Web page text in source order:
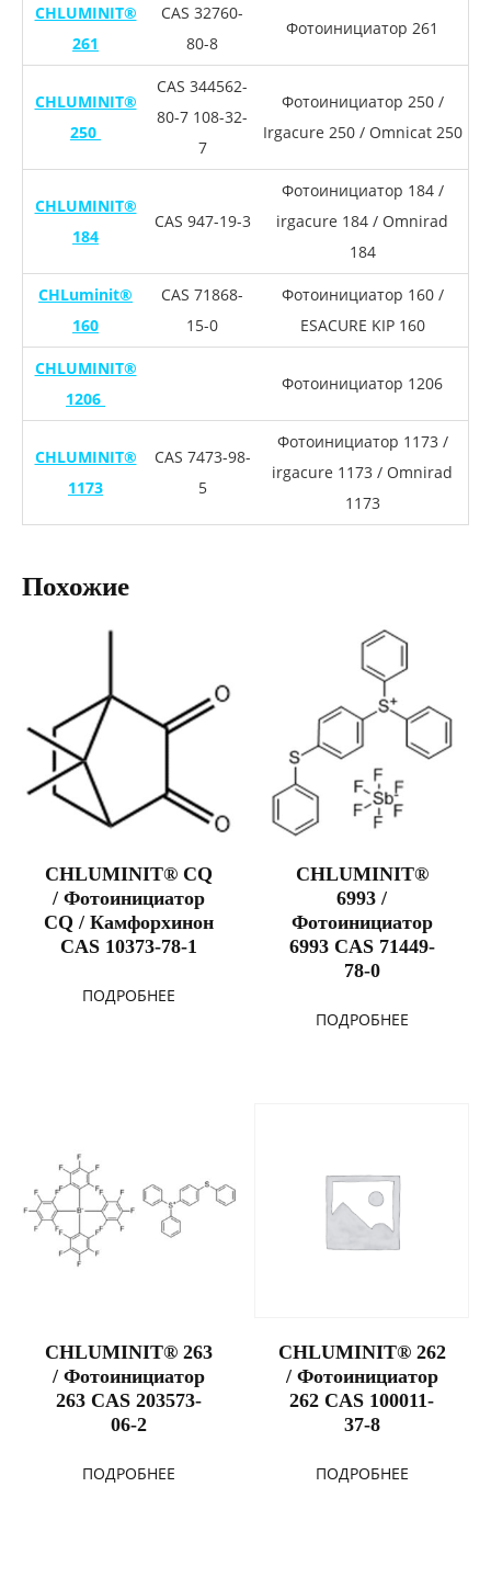
CHLUMINIT®
261
CAS 32760-
80-8
Фотоинициатор 261
CHLUMINIT®
250
CAS 344562-
80-7 108-32-
7
Фотоинициатор 250 /
Irgacure 250 / Omnicat 250
CHLUMINIT®
184
CAS 947-19-3
Фотоинициатор 184 /
irgacure 184 / Omnirad
184
CHLuminit®
160
CAS 71868-
15-0
Фотоинициатор 160 /
ESACURE KIP 160
CHLUMINIT®
1206
Фотоинициатор 1206
CHLUMINIT®
1173
CAS 7473-98-
5
Фотоинициатор 1173 /
irgacure 1173 / Omnirad
1173
Похожие
CHLUMINIT® CQ
/ Фотоинициатор
CQ / Камфорхинон
CAS 10373-78-1
ПОДРОБНЕЕ
CHLUMINIT®
6993 /
Фотоинициатор
6993 CAS 71449-
78-0
ПОДРОБНЕЕ
CHLUMINIT® 263
/ Фотоинициатор
263 CAS 203573-
06-2
ПОДРОБНЕЕ
CHLUMINIT® 262
/ Фотоинициатор
262 CAS 100011-
37-8
ПОДРОБНЕЕ